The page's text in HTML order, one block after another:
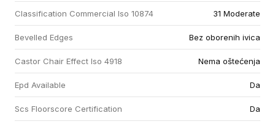
Classification Commercial Iso 10874 31 Moderate
Bevelled Edges Bez oborenih ivica
Castor Chair Effect Iso 4918 Nema oštećenja
Epd Available Da
Scs Floorscore Certification Da